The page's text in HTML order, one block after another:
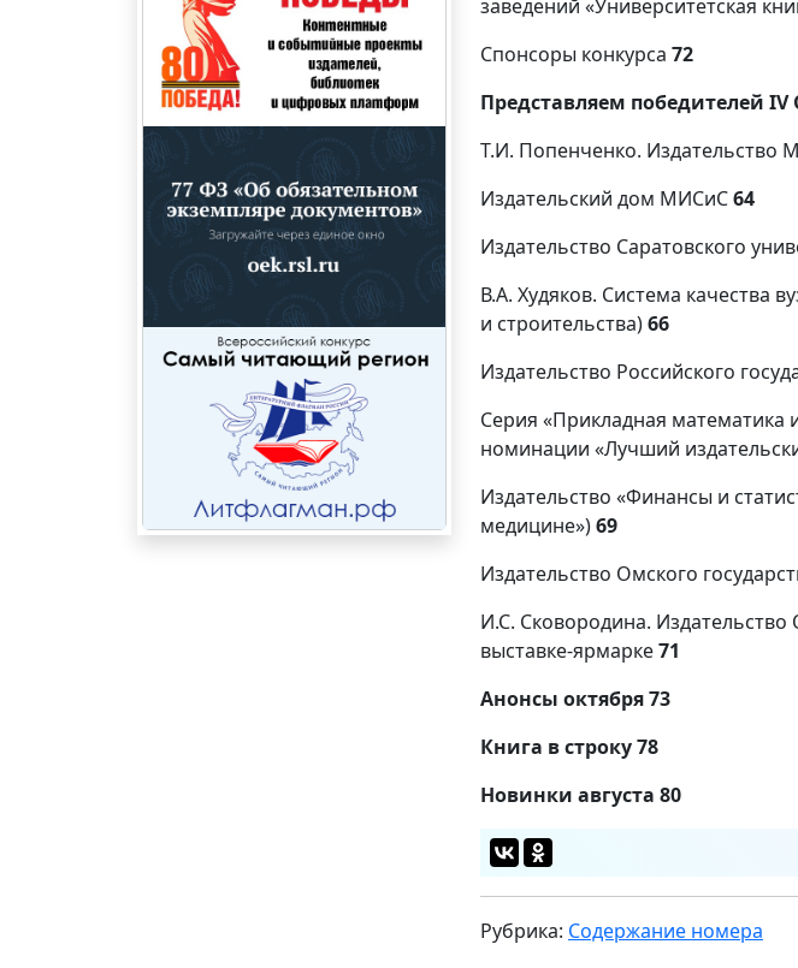
заведений «Университетская
Спонсоры конкурса 72
Представляем победителей IV
Т.И. Попенченко. Издательство
Издательский дом МИСиС64
Издательство Саратовского
В.А. Худяков. Система качества
и строительства)66
Издательство Российского
Серия «Прикладная математика
номинации «Лучший
Издательство «Финансы и
медицине»)69
Издательство Омского
И.С. Сковородина.
выставке-ярмарке71
Анонсы октября 73
Книга в строку 78
Новинки августа 80
Рубрика: Содержание номера